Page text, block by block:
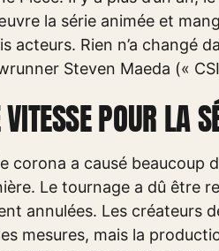
la série animée et
acteurs. Rien n’a changé
Steven Maeda («
POUR LA
corona a causé beaucoup
Le tournage a dû être
annulées. Les créateurs
mesures, mais la